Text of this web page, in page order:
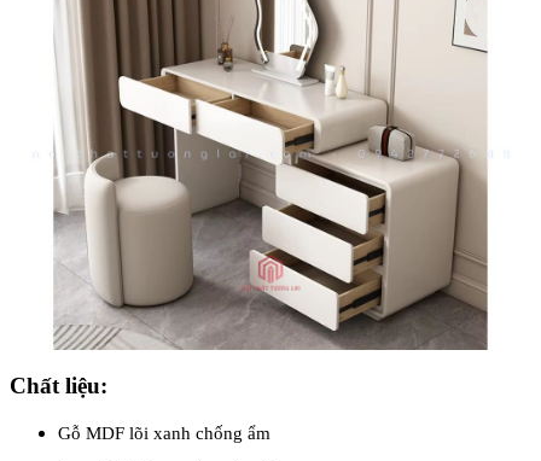
Chất liệu:
Gỗ MDF lõi xanh chống ẩm